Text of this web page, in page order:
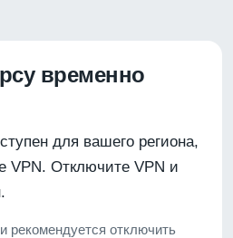
временно
для вашего региона,
VPN. Отключите VPN и
рекомендуется отключить